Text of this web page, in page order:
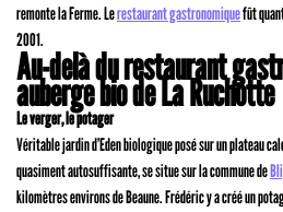
remonte la Ferme. Lerestaurant gastronomiquefût
2001.
Au-delà du restaurant
auberge bio de La Ruchotte
Le verger, le potager
Véritable jardin d’Eden biologique posé sur un plateau
quasiment autosuffisante, se situe sur la commune de
kilomètres environs de Beaune. Frédéric y a créé un